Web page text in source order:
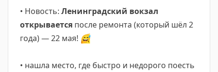
• Новость: Ленинградский вокзал
открывается после ремонта (который шёл 2
года) — 22 мая! 😅
• нашла место, где быстро и недорого поесть